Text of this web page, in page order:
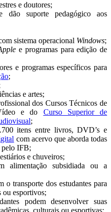
e doutores;
dão suporte pedagógico aos
sistema operacional Windows;
e programas para edição de
e programas específicos para
;
e artes;
dos Cursos Técnicos de
e do Curso Superior de
;
itens entre livros, DVD’s e
com acervo que aborda todas
pelo IFB;
e chuveiros;
alimentação subsidiada ou a
o transporte dos estudantes para
ou esportivos;
podem desenvolver suas
culturais ou esportivas;